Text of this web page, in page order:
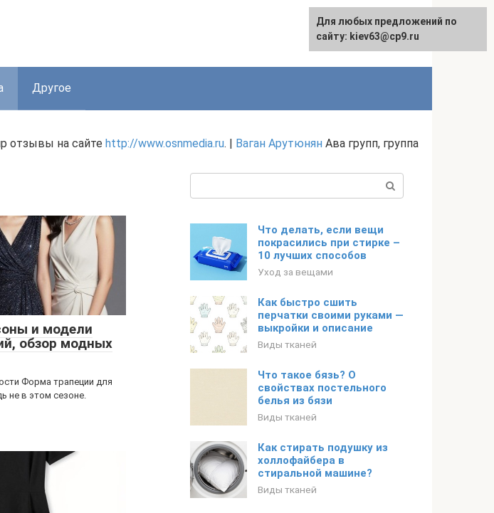
Другое
отзывы на сайте http://www.osnmedia.ru. | Ваган Арутюнян Ава групп, группа
и модели
обзор модных
Форма трапеции для
не в этом сезоне.
Что делать, если вещи
покрасились при стирке –
10 лучших способов
Уход за вещами
Как быстро сшить
перчатки своими руками —
выкройки и описание
Виды тканей
Что такое бязь? О
свойствах постельного
белья из бязи
Виды тканей
Как стирать подушку из
холлофайбера в
стиральной машине?
Виды тканей
Для любых предложений по
сайту: kiev63@cp9.ru